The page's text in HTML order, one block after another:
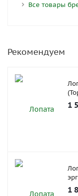
Все товары
Рекомендуем
1
1